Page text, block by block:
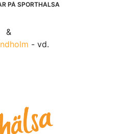
PÅ SPORTHÄLSA
&
- vd.